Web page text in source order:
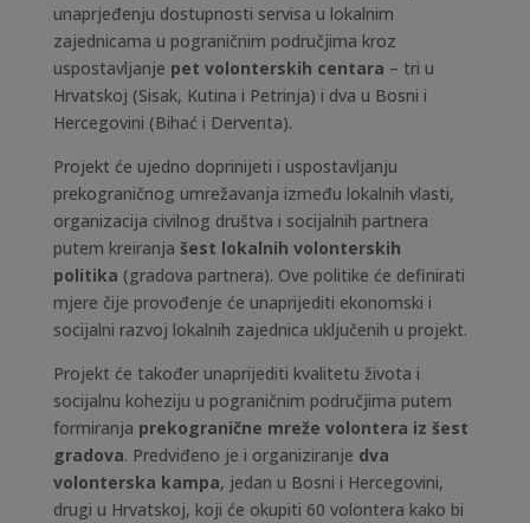
unaprjeđenju dostupnosti servisa u lokalnim
zajednicama u pograničnim područjima kroz
uspostavljanje pet volonterskih centara – tri u
Hrvatskoj (Sisak, Kutina i Petrinja) i dva u Bosni i
Hercegovini (Bihać i Derventa).
Projekt će ujedno doprinijeti i uspostavljanju
prekograničnog umrežavanja između lokalnih vlasti,
organizacija civilnog društva i socijalnih partnera
putem kreiranja šest lokalnih volonterskih
politika (gradova partnera). Ove politike će definirati
mjere čije provođenje će unaprijediti ekonomski i
socijalni razvoj lokalnih zajednica uključenih u projekt.
Projekt će također unaprijediti kvalitetu života i
socijalnu koheziju u pograničnim područjima putem
formiranja prekogranične mreže volontera iz šest
gradova. Predviđeno je i organiziranje dva
volonterska kampa, jedan u Bosni i Hercegovini,
drugi u Hrvatskoj, koji će okupiti 60 volontera kako bi